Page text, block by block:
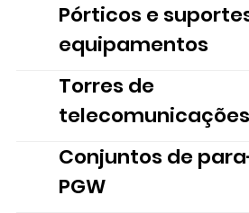
Pórticos e
equipamentos
Torres de
telecomunicações
Conjuntos de
PGW